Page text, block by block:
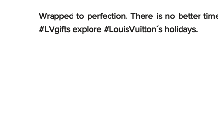
Wrapped to perfection. There is no better
#LVgifts explore #LouisVuitton´s holidays.